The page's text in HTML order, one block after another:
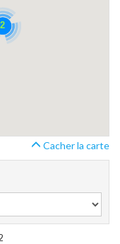
2
Cacher la carte